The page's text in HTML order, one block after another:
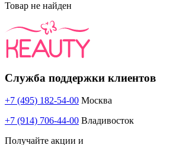
Товар не найден
Служба поддержки клиентов
+7 (495) 182-54-00 Москва
+7 (914) 706-44-00 Владивосток
Получайте акции и